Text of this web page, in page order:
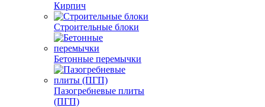
Кирпич
Строительные блоки
Бетонные перемычки
Пазогребневые плиты
(ПГП)